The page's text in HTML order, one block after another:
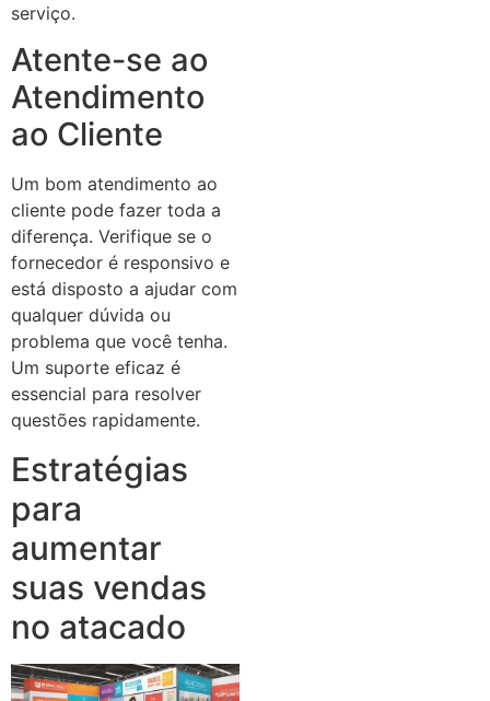
serviço.
Atente-se ao
Atendimento
ao Cliente
Um bom atendimento ao
cliente pode fazer toda a
diferença. Verifique se o
fornecedor é responsivo e
está disposto a ajudar com
qualquer dúvida ou
problema que você tenha.
Um suporte eficaz é
essencial para resolver
questões rapidamente.
Estratégias
para
aumentar
suas vendas
no atacado